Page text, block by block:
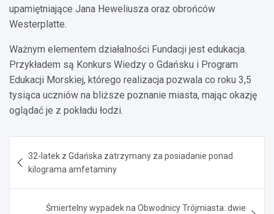
upamiętniające Jana Heweliusza oraz obrońców
Westerplatte.
Ważnym elementem działalności Fundacji jest edukacja.
Przykładem są Konkurs Wiedzy o Gdańsku i Program
Edukacji Morskiej, którego realizacja pozwala co roku 3,5
tysiąca uczniów na bliższe poznanie miasta, mając okazję
oglądać je z pokładu łodzi.
wpisu
32-latek z Gdańska zatrzymany za posiadanie ponad
kilograma amfetaminy
Śmiertelny wypadek na Obwodnicy Trójmiasta: dwie